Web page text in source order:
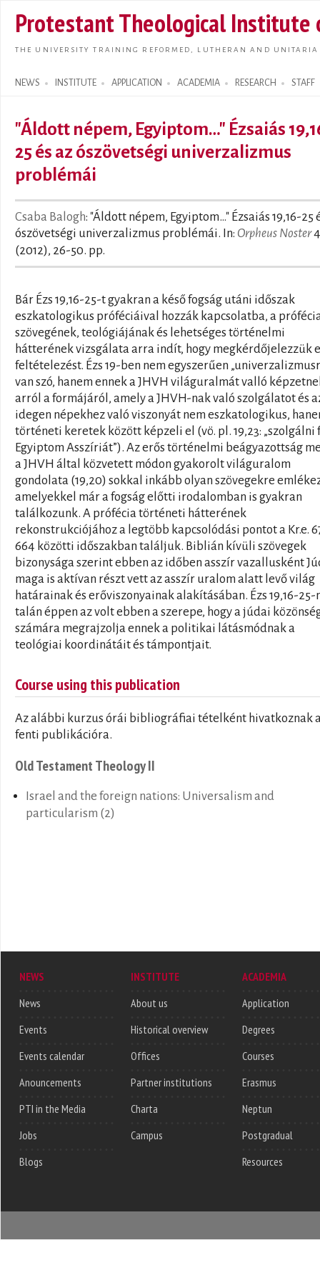
main
Protestant Theological Institute
THE UNIVERSITY TRAINING REFORMED, LUTHERAN AND
NEWS INSTITUTE APPLICATION ACADEMIA RESEARCH STAFF
Search form
"Áldott népem, Egyiptom…" Ézsaiás
25 és az ószövetségi univerzalizmus
problémái
Csaba Balogh: "Áldott népem, Egyiptom…" Ézsaiás 19,16-25
ószövetségi univerzalizmus problémái. In: Orpheus Noster4
(2012), 26-50. pp.
Bár Ézs 19,16-25-t gyakran a késő fogság utáni időszak
eszkatologikus próféciáival hozzák kapcsolatba, a
szövegének, teológiájának és lehetséges történelmi
hátterének vizsgálata arra indít, hogy megkérdőjelezzük
feltételezést. Ézs 19-ben nem egyszerűen
van szó, hanem ennek a JHVH világuralmát valló
arról a formájáról, amely a JHVH-nak való szolgálatot és
idegen népekhez való viszonyát nem eszkatologikus,
történeti keretek között képzeli el (vö. pl. 19,23: „szolgálni
Egyiptom Asszíriát”). Az erős történelmi beágyazottság
a JHVH által közvetett módon gyakorolt világuralom
gondolata (19,20) sokkal inkább olyan szövegekre
amelyekkel már a fogság előtti irodalomban is gyakran
találkozunk. A prófécia történeti hátterének
rekonstrukciójához a legtöbb kapcsolódási pontot a Kr.e.
664 közötti időszakban találjuk. Biblián kívüli szövegek
bizonysága szerint ebben az időben asszír vazallusként
maga is aktívan részt vett az asszír uralom alatt levő világ
határainak és erőviszonyainak alakításában. Ézs 19,16-25-
talán éppen az volt ebben a szerepe, hogy a júdai
számára megrajzolja ennek a politikai látásmódnak a
teológiai koordinátáit és támpontjait.
Course using this publication
Az alábbi kurzus órái bibliográfiai tételként hivatkoznak
fenti publikációra.
Old Testament Theology II
Israel and the foreign nations: Universalism and
particularism (2)
NEWS
News
Events
Events calendar
Anouncements
PTI in the Media
Jobs
Blogs
INSTITUTE
About us
Historical overview
Offices
Partner institutions
Charta
Campus
ACADEMIA
Application
Degrees
Courses
Erasmus
Neptun
Postgradual
Resources